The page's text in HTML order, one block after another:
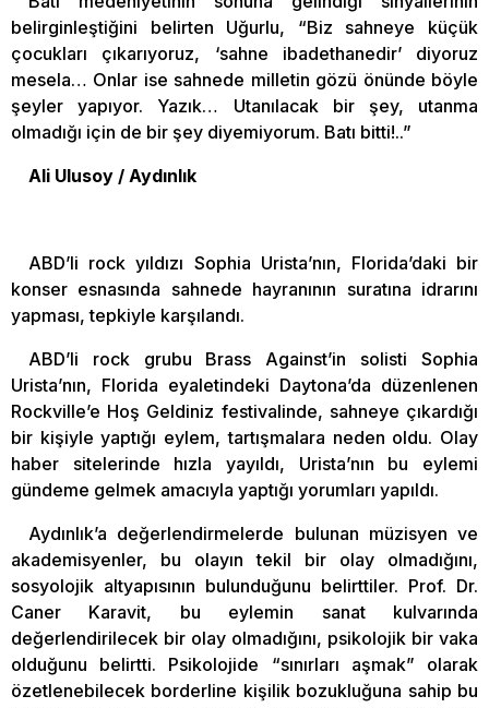
belirginleştiğini belirten Uğurlu, “Biz sahneye küçük
çocukları çıkarıyoruz, ‘sahne ibadethanedir’ diyoruz
mesela… Onlar ise sahnede milletin gözü önünde böyle
şeyler yapıyor. Yazık… Utanılacak bir şey, utanma
olmadığı için de bir şey diyemiyorum. Batı bitti!..”
Ali Ulusoy / Aydınlık
ABD’li rock yıldızı Sophia Urista’nın, Florida’daki bir
konser esnasında sahnede hayranının suratına idrarını
yapması, tepkiyle karşılandı.
ABD’li rock grubu Brass Against’in solisti Sophia
Urista’nın, Florida eyaletindeki Daytona’da düzenlenen
Rockville’e Hoş Geldiniz festivalinde, sahneye çıkardığı
bir kişiyle yaptığı eylem, tartışmalara neden oldu. Olay
haber sitelerinde hızla yayıldı, Urista’nın bu eylemi
gündeme gelmek amacıyla yaptığı yorumları yapıldı.
Aydınlık’a değerlendirmelerde bulunan müzisyen ve
akademisyenler, bu olayın tekil bir olay olmadığını,
sosyolojik altyapısının bulunduğunu belirttiler. Prof. Dr.
Caner Karavit, bu eylemin sanat kulvarında
değerlendirilecek bir olay olmadığını, psikolojik bir vaka
olduğunu belirtti. Psikolojide “sınırları aşmak” olarak
özetlenebilecek borderline kişilik bozukluğuna sahip bu